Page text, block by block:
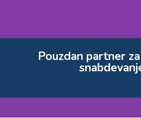
Pouzdan partner